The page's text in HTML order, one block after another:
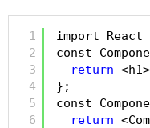
1
2
3
4
5
6
import React
const
return
};
const
return